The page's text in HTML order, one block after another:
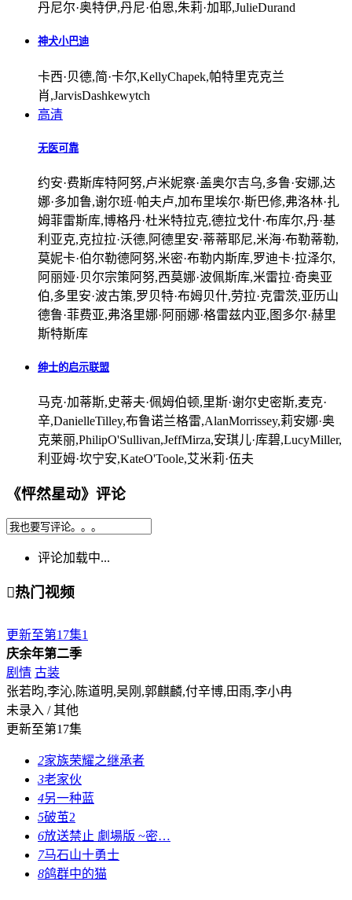
丹尼尔·奥特伊,丹尼·伯恩,朱莉·加耶,JulieDurand
神犬小巴迪
卡西·贝德,简·卡尔,KellyChapek,帕特里克克兰
肖,JarvisDashkewytch
高清
无医可靠
约安·费斯库特阿努,卢米妮察·盖奥尔吉乌,多鲁·安娜,达
娜·多加鲁,谢尔班·帕夫卢,加布里埃尔·斯巴修,弗洛林·扎
姆菲雷斯库,博格丹·杜米特拉克,德拉戈什·布库尔,丹·基
利亚克,克拉拉·沃德,阿德里安·蒂蒂耶尼,米海·布勒蒂勒,
莫妮卡·伯尔勒德阿努,米密·布勒内斯库,罗迪卡·拉泽尔,
阿丽娅·贝尔宗策阿努,西莫娜·波佩斯库,米雷拉·奇奥亚
伯,多里安·波古策,罗贝特·布姆贝什,劳拉·克雷茨,亚历山
德鲁·菲费亚,弗洛里娜·阿丽娜·格雷兹内亚,图多尔·赫里
斯特斯库
绅士的启示联盟
马克·加蒂斯,史蒂夫·佩姆伯顿,里斯·谢尔史密斯,麦克·
辛,DanielleTilley,布鲁诺兰格雷,AlanMorrissey,莉安娜·奥
克莱丽,PhilipO'Sullivan,JeffMirza,安琪儿·库碧,LucyMiller,
利亚姆·坎宁安,KateO'Toole,艾米莉·伍夫
《怦然星动》评论
评论加载中...
热门视频
更新至第17集1
庆余年第二季
剧情 古装
张若昀,李沁,陈道明,吴刚,郭麒麟,付辛博,田雨,李小冉
未录入 / 其他
更新至第17集
2家族荣耀之继承者
3老家伙
4另一种蓝
5破茧2
6放送禁止 劇場版 ~密…
7马石山十勇士
8鸽群中的猫